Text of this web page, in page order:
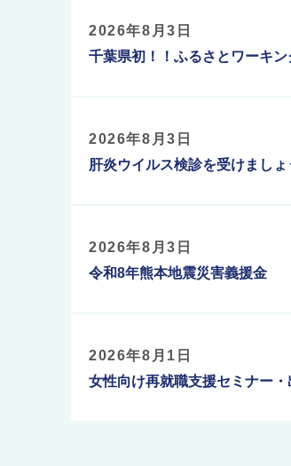
2026年8月3日
千葉県初！！ふるさとワーキン
2026年8月3日
肝炎ウイルス検診を受けましょ
2026年8月3日
令和8年熊本地震災害義援金
2026年8月1日
女性向け再就職支援セミナー・